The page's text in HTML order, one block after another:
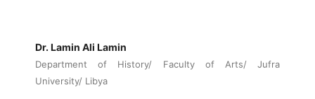
Dr. Lamin Ali Lamin
Department of History/ Faculty of Arts/ Jufra
University/ Libya